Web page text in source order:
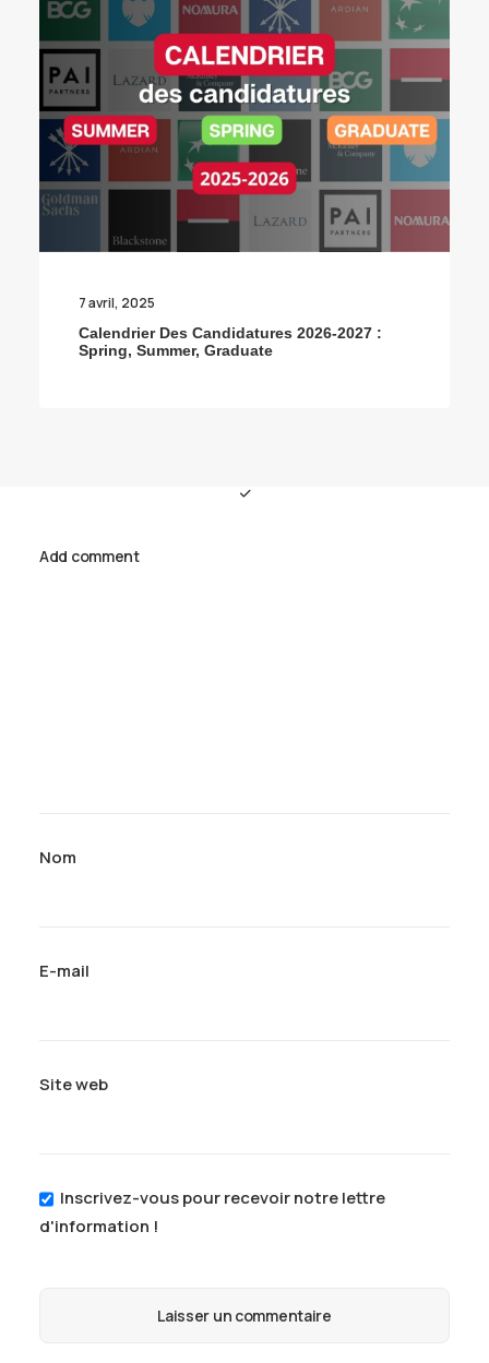
7 avril, 2025
Calendrier Des Candidatures 2026-2027 :
Spring, Summer, Graduate
Add comment
Nom
E-mail
Site web
Inscrivez-vous pour recevoir notre lettre
d'information !